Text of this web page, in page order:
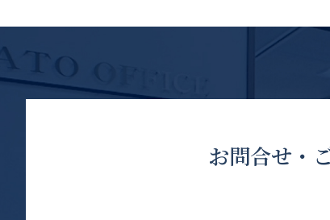
お問合せ・